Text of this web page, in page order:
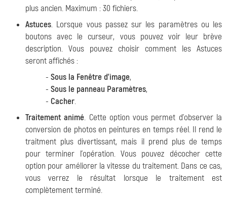
plus ancien. Maximum : 30 fichiers.
Astuces. Lorsque vous passez sur les paramètres ou les
boutons avec le curseur, vous pouvez voir leur brève
description. Vous pouvez choisir comment les Astuces
seront affichés :
- Sous la Fenêtre d'image,
- Sous le panneau Paramètres,
- Cacher.
Traitement animé. Cette option vous permet d'observer la
conversion de photos en peintures en temps réel. Il rend le
traitment plus divertissant, mais il prend plus de temps
pour terminer l'opération. Vous pouvez décocher cette
option pour améliorer la vitesse du traitement. Dans ce cas,
vous verrez le résultat lorsque le traitement est
complètement terminé.